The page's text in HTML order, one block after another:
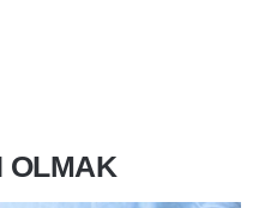
OLMAK